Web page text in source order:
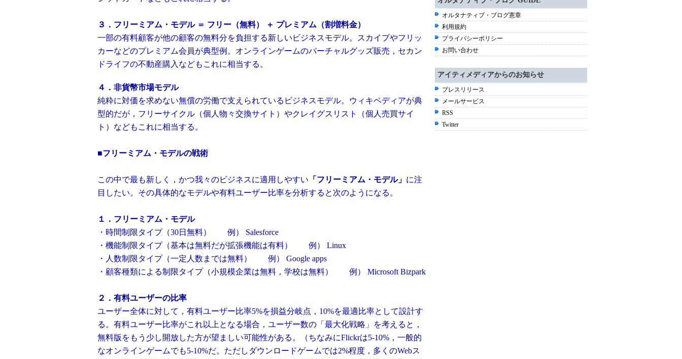
３．フリーミアム・モデル ＝ フリー（無料） ＋ プレミアム（割増料金）
一部の有料顧客が他の顧客の無料分を負担する新しいビジネスモデル。スカイプやフリッ
カーなどのプレミアム会員が典型例。オンラインゲームのバーチャルグッズ販売，セカン
ドライフの不動産購入などもこれに相当する。
４．非貨幣市場モデル
純粋に対価を求めない無償の労働で支えられているビジネスモデル。ウィキペディアが典
型的だが，フリーサイクル（個人物々交換サイト）やクレイグスリスト（個人売買サイ
ト）などもこれに相当する。
■フリーミアム・モデルの戦術
この中で最も新しく，かつ我々のビジネスに適用しやすい 「フリーミアム・モデル」 に注
目したい。その具体的なモデルや有料ユーザー比率を分析すると次のようになる。
１．フリーミアム・モデル
・時間制限タイプ（30日無料） 例） Salesforce
・機能制限タイプ（基本は無料だが拡張機能は有料） 例） Linux
・人数制限タイプ（一定人数までは無料） 例） Google apps
・顧客種類による制限タイプ（小規模企業は無料，学校は無料） 例） Microsoft Bizpark
２．有料ユーザーの比率
ユーザー全体に対して，有料ユーザー比率5%を損益分岐点，10%を最適比率として設計す
る。有料ユーザー比率がこれ以上となる場合，ユーザー数の「最大化戦略」を考えると，
無料版をもう少し開放した方が望ましい可能性がある。（ちなみにFlickrは5-10%，一般的
なオンラインゲームでも5-10%だ。ただしダウンロードゲームでは2%程度，多くのWebス
オルタナティブ・ブログ憲章
利用規約
プライバシーポリシー
お問い合わせ
アイティメディアからのお知らせ
プレスリリース
メールサービス
RSS
Twitter